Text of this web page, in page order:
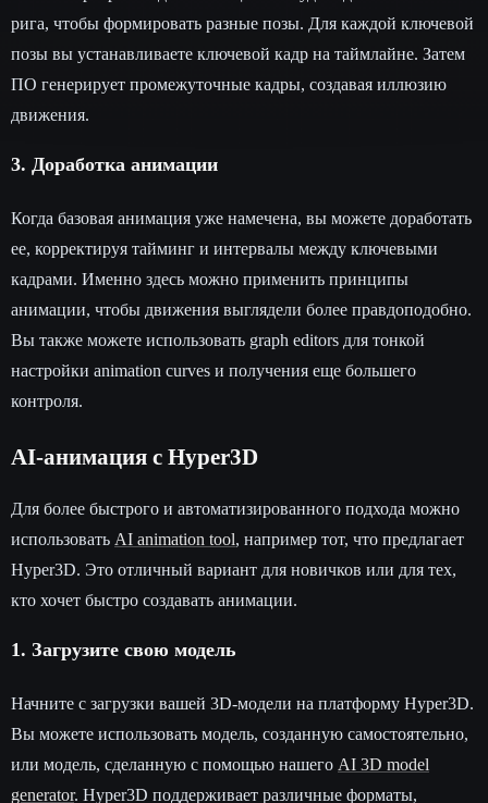
рига, чтобы формировать разные позы. Для каждой ключевой
позы вы устанавливаете ключевой кадр на таймлайне. Затем
ПО генерирует промежуточные кадры, создавая иллюзию
движения.
3. Доработка анимации
Когда базовая анимация уже намечена, вы можете доработать
ее, корректируя тайминг и интервалы между ключевыми
кадрами. Именно здесь можно применить принципы
анимации, чтобы движения выглядели более правдоподобно.
Вы также можете использовать graph editors для тонкой
настройки animation curves и получения еще большего
контроля.
AI-анимация с Hyper3D
Для более быстрого и автоматизированного подхода можно
использовать AI animation tool, например тот, что предлагает
Hyper3D. Это отличный вариант для новичков или для тех,
кто хочет быстро создавать анимации.
1. Загрузите свою модель
Начните с загрузки вашей 3D-модели на платформу Hyper3D.
Вы можете использовать модель, созданную самостоятельно,
или модель, сделанную с помощью нашего AI 3D model
generator. Hyper3D поддерживает различные форматы,